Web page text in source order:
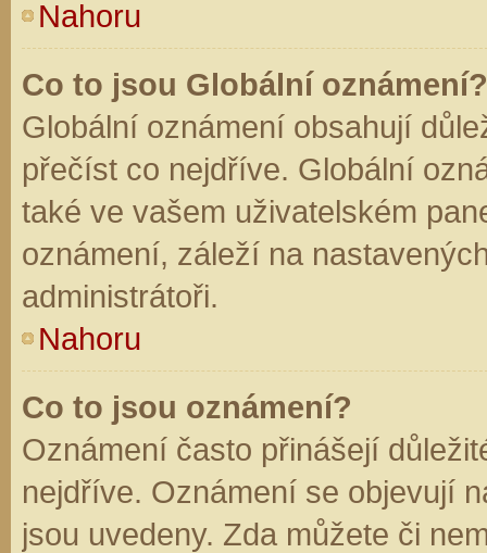
Nahoru
Co to jsou Globální oznámení?
Globální oznámení obsahují
přečíst co nejdříve. Globální
také ve vašem uživatelském
oznámení, záleží na
administrátoři.
Nahoru
Co to jsou oznámení?
Oznámení často přinášejí
nejdříve. Oznámení se objevují
jsou uvedeny. Zda můžete či